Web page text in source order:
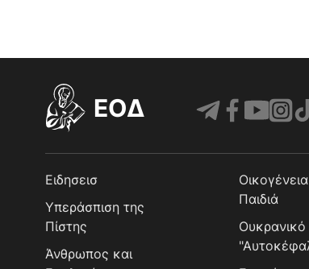
EOΔ
Ειδησεισ
Υπεράσπιση της
Πίστης
Άνθρωπος και
Παιδιά
Ουκρανικό